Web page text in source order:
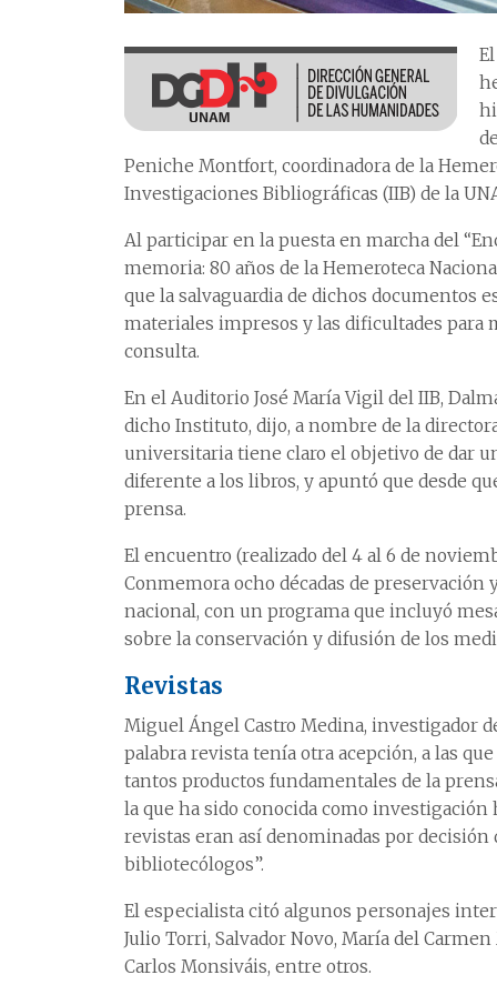
Peniche Montfort, coordinadora de la
Investigaciones Bibliográficas (IIB) de la
Al participar en la puesta en marcha del
memoria: 80 años de la Hemeroteca
que la salvaguardia de dichos documentos
materiales impresos y las dificultades para
consulta.
En el Auditorio José María Vigil del IIB,
dicho Instituto, dijo, a nombre de la
universitaria tiene claro el objetivo de dar
diferente a los libros, y apuntó que desde
prensa.
El encuentro (realizado del 4 al 6 de
Conmemora ocho décadas de
nacional, con un programa que incluyó
sobre la conservación y difusión de los
Revistas
Miguel Ángel Castro Medina, investigador
palabra revista tenía otra acepción, a las
tantos productos fundamentales de la
la que ha sido conocida como
revistas eran así denominadas por decisión
bibliotecólogos”.
El especialista citó algunos personajes
Julio Torri, Salvador Novo, María del
Carlos Monsiváis, entre otros.